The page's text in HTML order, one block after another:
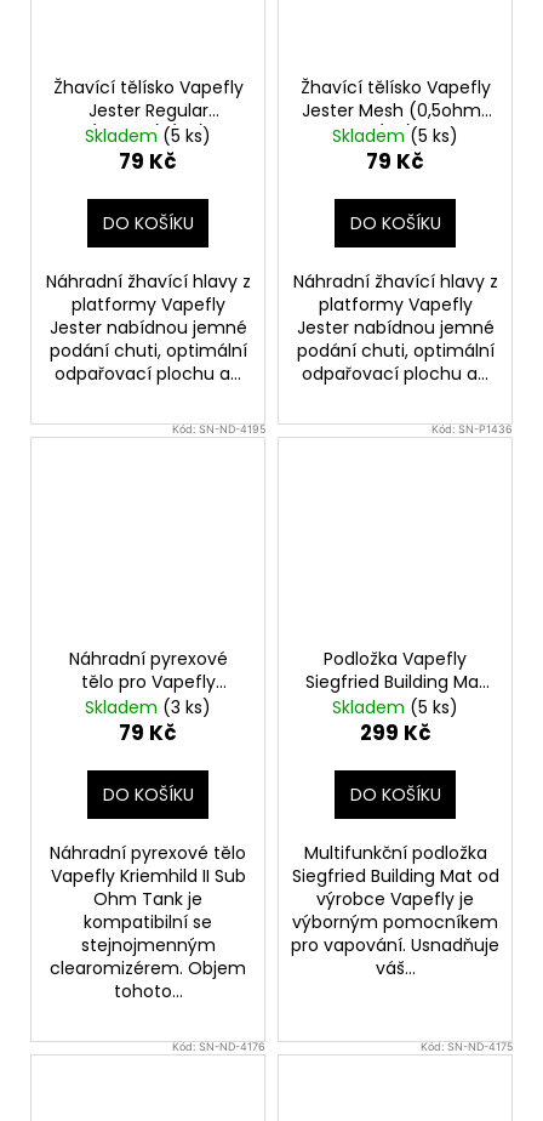
Žhavící tělísko Vapefly
Jester Regular
(1,2ohm) (1ks)
Skladem (5 ks)
79 Kč
DO KOŠÍKU
Náhradní žhavící hlavy z
platformy Vapefly
Jester nabídnou jemné
podání chuti, optimální
odpařovací plochu a...
Žhavící tělísko Vapefly
Jester Mesh (0,5ohm)
(1ks)
Skladem (5 ks)
79 Kč
DO KOŠÍKU
Náhradní žhavící hlavy z
platformy Vapefly
Jester nabídnou jemné
podání chuti, optimální
odpařovací plochu a...
Kód:SN-ND-4195
Náhradní pyrexové
tělo pro Vapefly
Kriemhild II Sub Ohm
Tank (4ml)
Skladem (3 ks)
79 Kč
DO KOŠÍKU
Náhradní pyrexové tělo
Vapefly Kriemhild II Sub
Ohm Tank je
kompatibilní se
stejnojmenným
clearomizérem. Objem
tohoto...
Kód:SN-P1436
Podložka Vapefly
Siegfried Building Mat
60 x 35cm
Skladem (5 ks)
299 Kč
DO KOŠÍKU
Multifunkční podložka
Siegfried Building Mat od
výrobce Vapefly je
výborným pomocníkem
pro vapování. Usnadňuje
váš...
Kód: SN-ND-4176 Kód: SN-ND-4175